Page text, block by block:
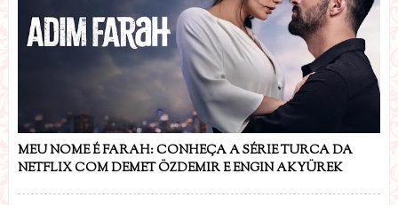
MEU NOME É FARAH: CONHEÇA A SÉRIE TURCA DA
NETFLIX COM DEMET ÖZDEMIR E ENGIN AKYÜREK